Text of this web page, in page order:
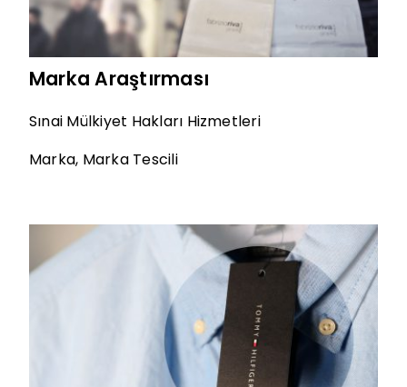
Marka Araştırması
Sınai Mülkiyet Hakları Hizmetleri
Marka, Marka Tescili